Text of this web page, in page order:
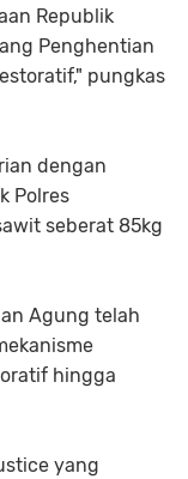
Republik
Penghentian
pungkas
dengan
Polres
seberat 85kg
Agung telah
hingga
yang